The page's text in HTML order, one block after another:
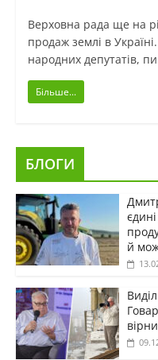
Верховна рада ще на
продаж землі в
народних депутатів,
Більше...
БЛОГИ
й